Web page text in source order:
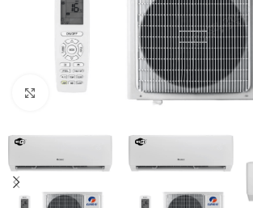
Kliknij aby powiększyć